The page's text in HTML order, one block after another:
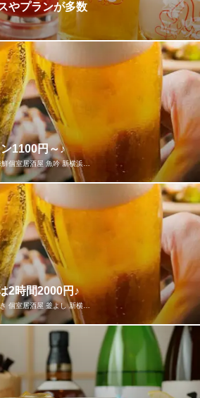
と茶そば 和食個室居酒屋 竹ノ蔵 新横
2-6-18 食遊館デ・プリマ3F
やプランが多数
にぴったりなお酒を種類豊富に取り揃
本酒や厳選焼酎、こだわりの梅酒やカク
ナップを取り揃えており、お料理に合わ
可能。飲み放題プランやコースも充実し
子会、宴会などあらゆるシーンにおす
店
2-5-13 加瀬ビル226 5F
1100円～♪
個室居酒屋 魚吟 新横浜…
ンを2H制1100円～ご用意しております！
クテル・梅酒・焼酎・日本酒など、種類
が全て飲み放題！もちろん、ソフトドリ
お酒が苦手な方も安心です！宴会プラン
浜での各種宴会に気軽にご利用くださ
魚と和食 海鮮個室居酒屋 魚吟 新横浜
2-3-11 第二徳永ビル7F
2時間2000円♪
個室居酒屋 釜よし 新横…
タリ♪単品飲み放題は生ビール付き2H制2
理はお好みでご注文ください！ハイボー
富で、仲間とワイワイ飲みや会社帰り
リーズナブルに思う存分飲めちゃうお